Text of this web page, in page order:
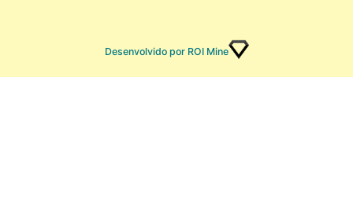
Desenvolvido por ROI Mine